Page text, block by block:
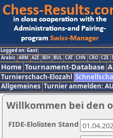
Logged on: Gast
Arabic ARM AZE BIH BUL CAT CHN CRO CZE
Home Tournament-Database
Turnierschach-Elozahl
Allgemeines Turnier anmelden:
Willkommen bei den
FIDE-Elolisten Stand